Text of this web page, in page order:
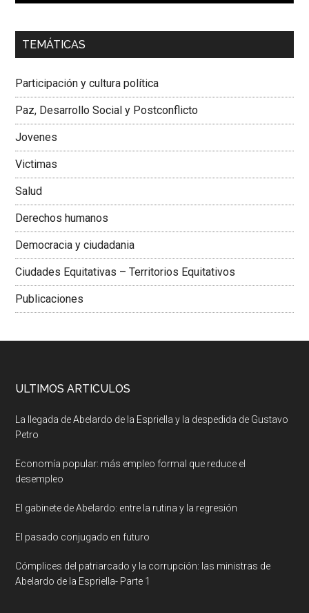
00:00 01:04
Dra. Carolina Corcho Mejía,Presidenta Corporación
Colombiana
TEMÁTICAS
Participación y cultura política
Paz, Desarrollo Social y Postconflicto
Jovenes
Victimas
Salud
Derechos humanos
Democracia y ciudadania
Ciudades Equitativas – Territorios Equitativos
Publicaciones
ULTIMOS ARTICULOS
La llegada de Abelardo de la Espriella y la despedida de Gustavo
Petro
Economía popular: más empleo formal que reduce el
desempleo
El gabinete de Abelardo: entre la rutina y la regresión
El pasado conjugado en futuro
Cómplices del patriarcado y la corrupción: las ministras de
Abelardo de la Espriella- Parte 1